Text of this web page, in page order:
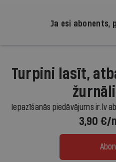
Ja esi abonents,
Turpini lasīt,
Iepazīšanās piedāvājums ir.lv
3,90 €/